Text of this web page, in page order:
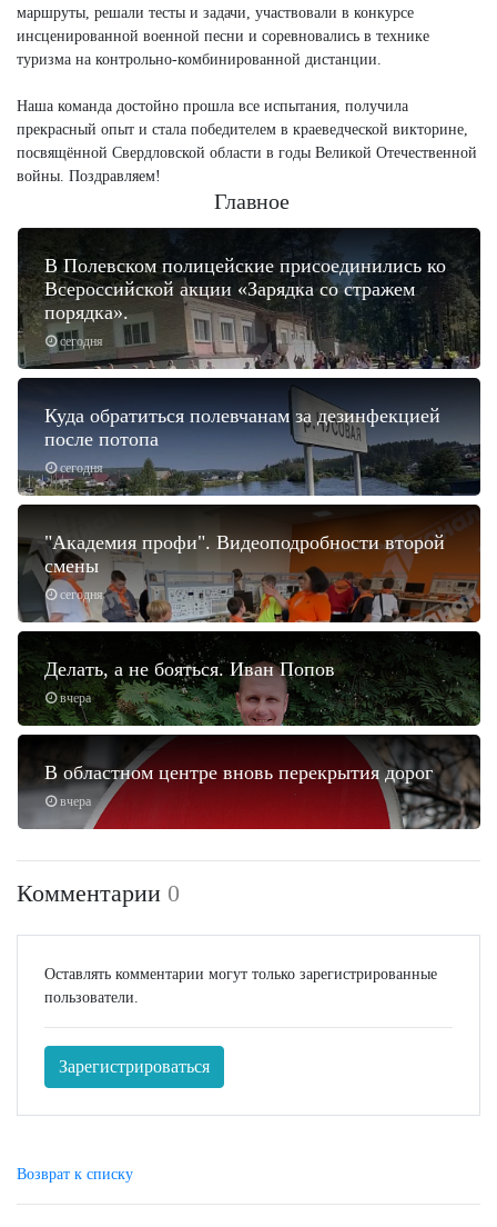
маршруты, решали тесты и задачи, участвовали в конкурсе
инсценированной военной песни и соревновались в технике
туризма на контрольно-комбинированной дистанции.
Наша команда достойно прошла все испытания, получила
прекрасный опыт и стала победителем в краеведческой викторине,
посвящённой Свердловской области в годы Великой Отечественной
войны. Поздравляем!
Главное
сегодня
В Полевском полицейские присоединились ко
Всероссийской акции «Зарядка со стражем
порядка».
сегодня
Куда обратиться полевчанам за дезинфекцией
после потопа
сегодня
"Академия профи". Видеоподробности второй
смены
вчера
Делать, а не бояться. Иван Попов
вчера
В областном центре вновь перекрытия дорог
Комментарии 0
Оставлять комментарии могут только зарегистрированные
пользователи.
Зарегистрироваться
Возврат к списку